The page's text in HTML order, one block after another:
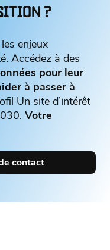
?
enjeux
Accédez à des
pour leur
à passer à
Un site d’intérêt
Votre
contact